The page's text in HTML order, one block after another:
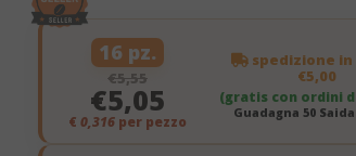
16 pz.
€5,55
€5,05
€0,316 per pezzo
spedizione in
€5,00
(gratis con ordini
Guadagna 50